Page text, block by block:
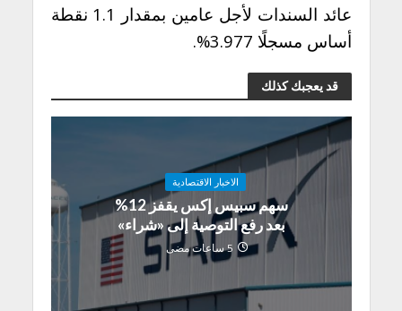
عائد السندات لأجل عامين بمقدار 1.1 نقطة
أساس مسجلًا 3.977%.
قد يعجبك كذلك
الاخبار الاقتصادية
سهم سبيس إكس يقفز 12%
بعد رفع التوصية إلى «شراء»
5 ساعات مضى